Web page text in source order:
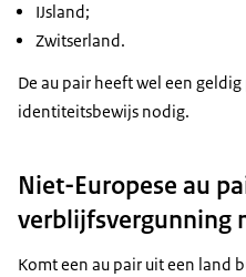
IJsland;
Zwitserland.
De au pair heeft wel een
identiteitsbewijs nodig.
Niet-Europese au
verblijfsvergunning
Komt een au pair uit een land